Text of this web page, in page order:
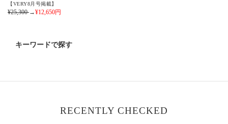
【VERY8月号掲載】
¥25,300→¥12,650円
キーワードで探す
RECENTLY CHECKED